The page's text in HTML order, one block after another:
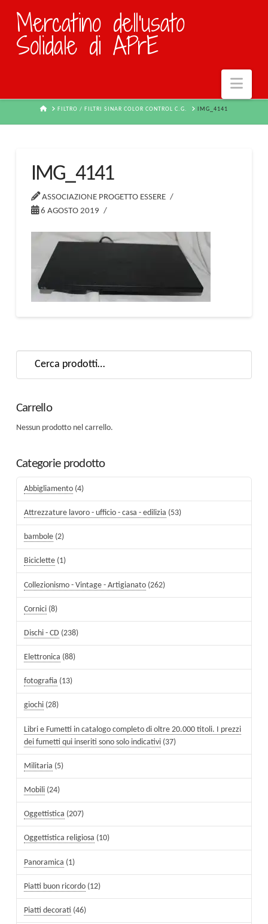
Mercatino dell'usato
Solidale di APrE
HOMEFILTRO / FILTRI SINAR COLOR CONTROL C.G. IMG_4141
IMG_4141
ASSOCIAZIONE PROGETTO ESSERE
6 AGOSTO 2019
Carrello
Nessun prodotto nel carrello.
Categorie prodotto
Abbigliamento (4)
Attrezzature lavoro - ufficio - casa - edilizia (53)
bambole (2)
Biciclette (1)
Collezionismo - Vintage - Artigianato (262)
Cornici (8)
Dischi - CD (238)
Elettronica (88)
fotografia (13)
giochi (28)
Libri e Fumetti in catalogo completo di oltre 20.000 titoli. I prezzi
dei fumetti qui inseriti sono solo indicativi (37)
Militaria (5)
Mobili (24)
Oggettistica (207)
Oggettistica religiosa (10)
Panoramica (1)
Piatti buon ricordo (12)
Piatti decorati (46)